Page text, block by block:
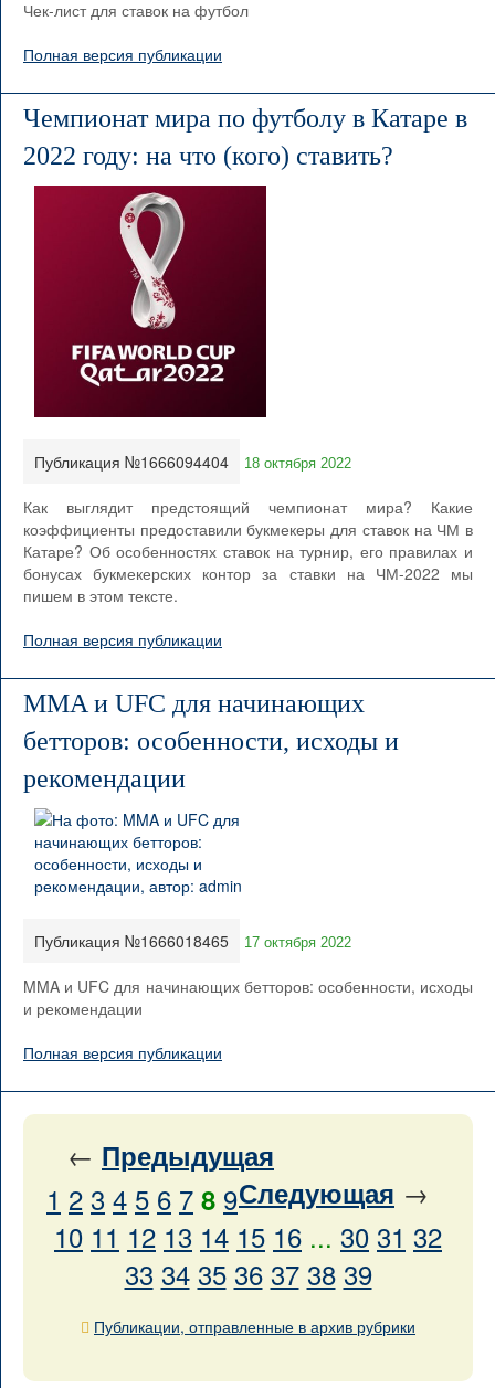
Чек-лист для ставок на футбол
Полная версия публикации
Чемпионат мира по футболу в Катаре в
2022 году: на что (кого) ставить?
Публикация №1666094404 18 октября 2022
Как выглядит предстоящий чемпионат мира? Какие
коэффициенты предоставили букмекеры для ставок на ЧМ в
Катаре? Об особенностях ставок на турнир, его правилах и
бонусах букмекерских контор за ставки на ЧМ-2022 мы
пишем в этом тексте.
Полная версия публикации
MMA и UFC для начинающих
бетторов: особенности, исходы и
рекомендации
Публикация №1666018465 17 октября 2022
MMA и UFC для начинающих бетторов: особенности, исходы
и рекомендации
Полная версия публикации
← Предыдущая
Следующая →
1 2 3 4 5 6 7 8 9
10 11 12 13 14 15 16 ... 30 31 32
33 34 35 36 37 38 39
Публикации, отправленные в архив рубрики